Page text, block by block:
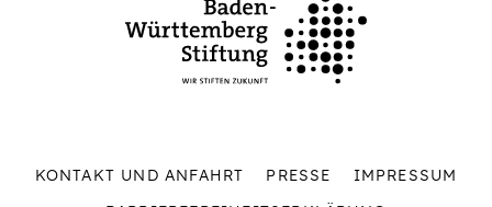
KONTAKT UND ANFAHRT PRESSE
IMPRESSUM